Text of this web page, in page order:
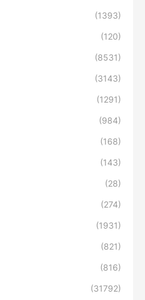
(1393)
(120)
(8531)
(3143)
(1291)
(984)
(168)
(143)
(28)
(274)
(1931)
(821)
(816)
(31792)